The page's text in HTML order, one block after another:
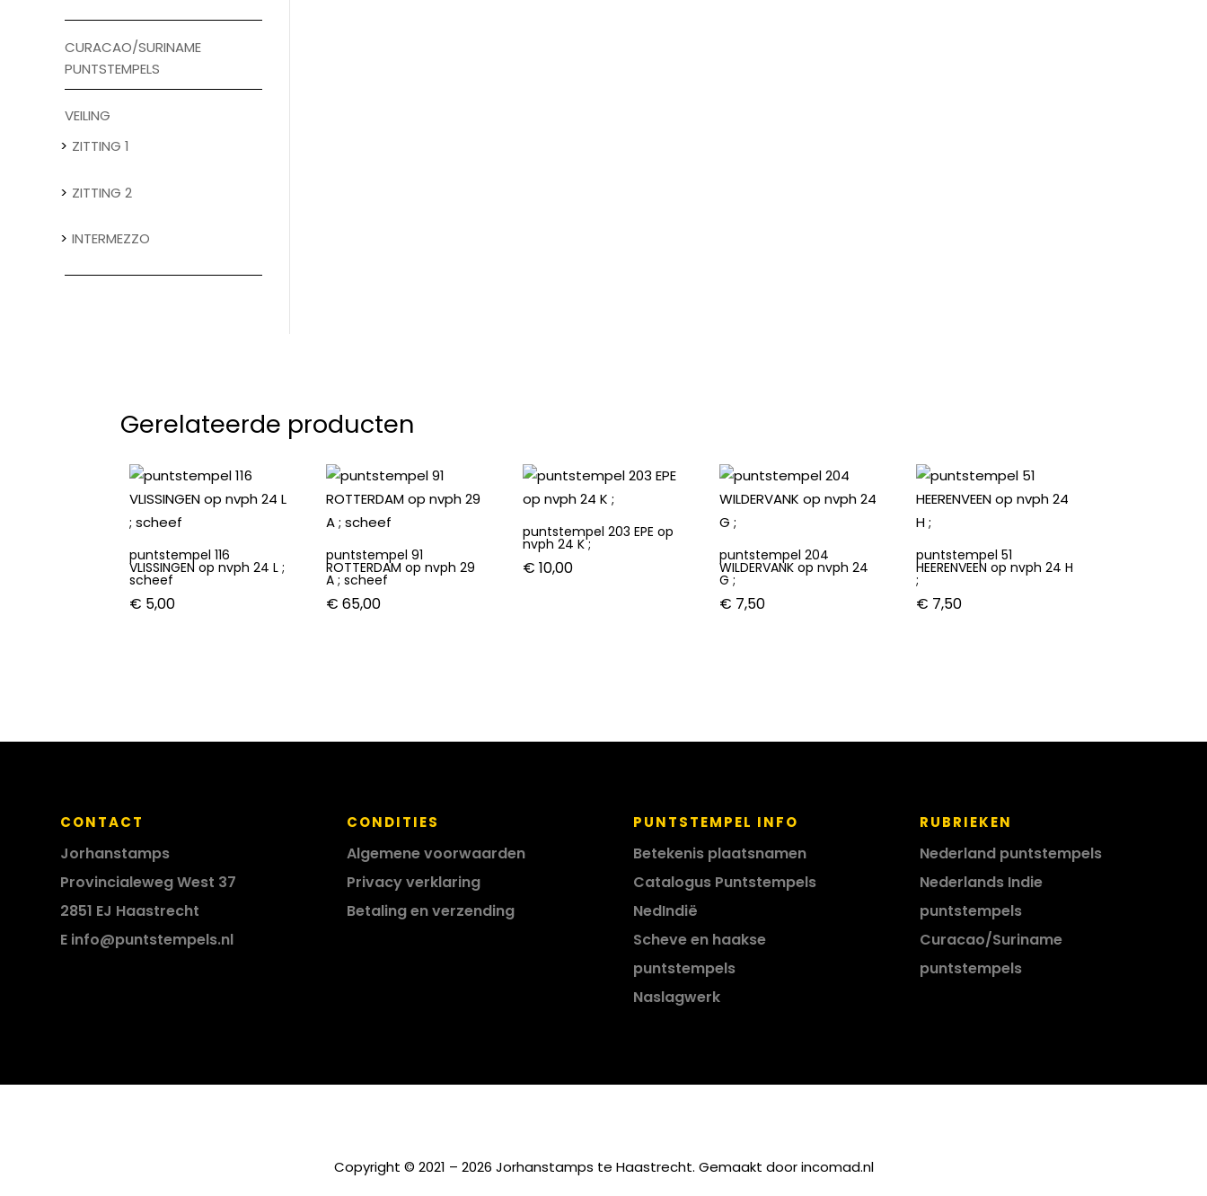
CURACAO/SURINAME
PUNTSTEMPELS
VEILING
ZITTING 1
ZITTING 2
INTERMEZZO
Gerelateerde producten
puntstempel 116
VLISSINGEN op nvph 24 L ;
scheef
€ 5,00
puntstempel 91
ROTTERDAM op nvph 29
A ; scheef
€ 65,00
puntstempel 203 EPE op
nvph 24 K ;
€ 10,00
puntstempel 204
WILDERVANK op nvph 24
G ;
€ 7,50
puntstempel 51
HEERENVEEN op nvph 24 H
;
€ 7,50
CONTACT
Jorhanstamps
Provincialeweg West 37
2851 EJ Haastrecht
E info@puntstempels.nl
CONDITIES
Algemene voorwaarden
Privacy verklaring
Betaling en verzending
PUNTSTEMPEL INFO
Betekenis plaatsnamen
Catalogus Puntstempels
NedIndië
Scheve en haakse
puntstempels
Naslagwerk
RUBRIEKEN
Nederland puntstempels
Nederlands Indie
puntstempels
Curacao/Suriname
puntstempels
Copyright © 2021 – 2026 Jorhanstamps te Haastrecht. Gemaakt doorincomad.nl